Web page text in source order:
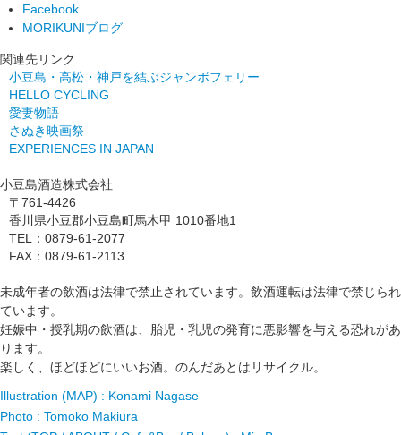
Facebook
MORIKUNIブログ
関連先リンク
小豆島・高松・神戸を結ぶジャンボフェリー
HELLO CYCLING
愛妻物語
さぬき映画祭
EXPERIENCES IN JAPAN
小豆島酒造株式会社
〒761-4426
香川県小豆郡小豆島町馬木甲 1010番地1
TEL：0879-61-2077
FAX：0879-61-2113
未成年者の飲酒は法律で禁止されています。飲酒運転は法律で禁じられ
ています。
妊娠中・授乳期の飲酒は、胎児・乳児の発育に悪影響を与える恐れがあ
ります。
楽しく、ほどほどにいいお酒。のんだあとはリサイクル。
Illustration (MAP) : Konami Nagase
Photo : Tomoko Makiura